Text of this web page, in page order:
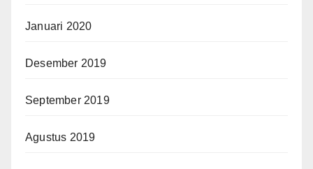
Januari 2020
Desember 2019
September 2019
Agustus 2019